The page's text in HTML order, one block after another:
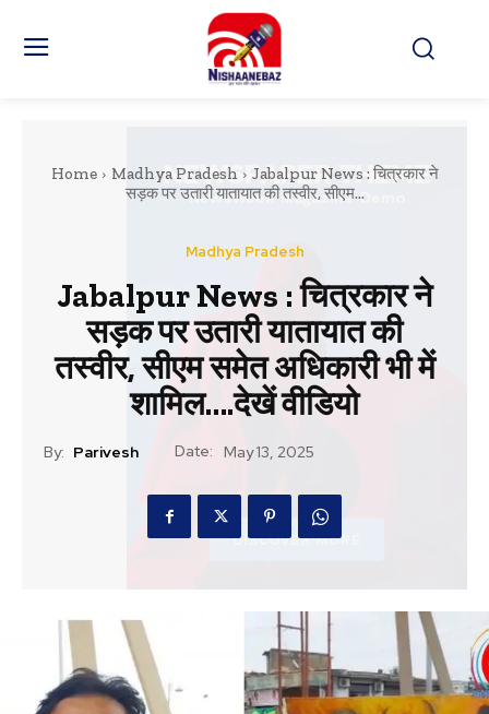
Home Madhya Pradesh
Jabalpur News : चित्रकार ने
सड़क पर उतारी यातायात की तस्वीर, सीएम...
Madhya Pradesh
Jabalpur News : चित्रकार ने
सड़क पर उतारी यातायात की
तस्वीर, सीएम समेत अधिकारी भी में
शामिल….देखें वीडियो
By: Parivesh Date: May 13, 2025